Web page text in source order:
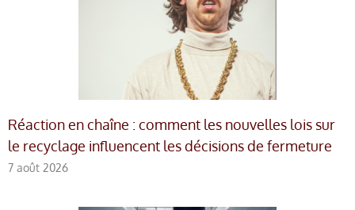
Réaction en chaîne : comment les nouvelles lois sur
le recyclage influencent les décisions de fermeture
7 août 2026